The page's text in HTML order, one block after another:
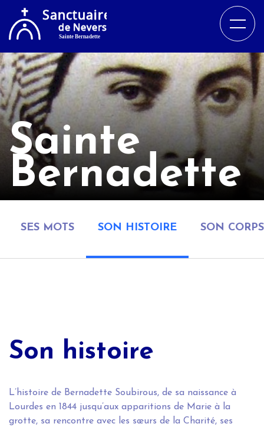
Sainte
Bernadette
SES MOTS SON HISTOIRE SON CORPS
Son histoire
L’histoire de Bernadette Soubirous, de sa naissance à
Lourdes en 1844 jusqu’aux apparitions de Marie à la
grotte, sa rencontre avec les sœurs de la Charité, ses